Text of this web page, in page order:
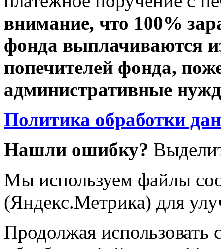
внимание, что 100%
фонда выплачиваются
попечителей фонда,
административные
Политика обработки
Нашли ошибку?
Мы используем файлы
(Яндекс.Метрика) для
Продолжая использовать